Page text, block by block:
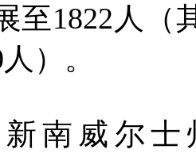
至1822人（
）。
新南威尔